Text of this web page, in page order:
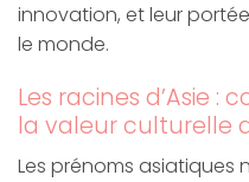
innovation, et leur
le monde.
Les racines d’Asie :
la valeur culturelle
Les prénoms asiatiques